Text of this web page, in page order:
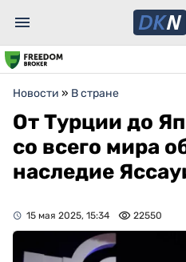
Новости » В стране
От Турции до
со всего мира
наследие
15 мая 2025, 15:34 22550